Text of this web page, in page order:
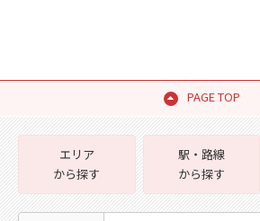
PAGE TOP
エリア
から探す
駅・路線
から探す